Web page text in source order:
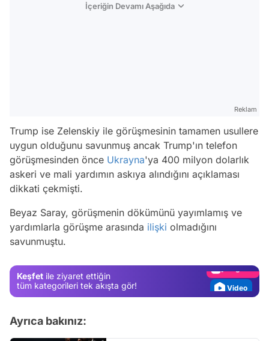
İçeriğin Devamı Aşağıda
Reklam
Trump ise Zelenskiy ile görüşmesinin tamamen usullere
uygun olduğunu savunmuş ancak Trump'ın telefon
görüşmesinden önce Ukrayna'ya 400 milyon dolarlık
askeri ve mali yardımın askıya alındığını açıklaması
dikkati çekmişti.
Beyaz Saray, görüşmenin dökümünü yayımlamış ve
yardımlarla görüşme arasında ilişki olmadığını
savunmuştu.
Keşfet ile ziyaret ettiğin
tüm kategorileri tek akışta gör!
Video
Ayrıca bakınız: